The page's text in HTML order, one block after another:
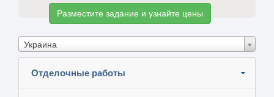
Разместите задание и узнайте цены
Украина
Отделочные работы